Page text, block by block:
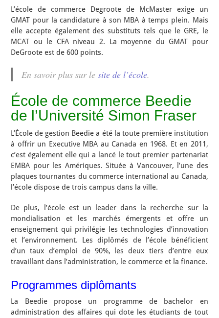
L’école de commerce Degroote de McMaster exige un
GMAT pour la candidature à son MBA à temps plein. Mais
elle accepte également des substituts tels que le GRE, le
MCAT ou le CFA niveau 2. La moyenne du GMAT pour
DeGroote est de 600 points.
En savoir plus sur lesite de l’école.
École de commerce Beedie
de l’Université Simon Fraser
L’École de gestion Beedie a été la toute première institution
à offrir un Executive MBA au Canada en 1968. Et en 2011,
c’est également elle qui a lancé le tout premier partenariat
EMBA pour les Amériques. Située à Vancouver, l’une des
plaques tournantes du commerce international au Canada,
l’école dispose de trois campus dans la ville.
De plus, l’école est un leader dans la recherche sur la
mondialisation et les marchés émergents et offre un
enseignement qui privilégie les technologies d’innovation
et l’environnement. Les diplômés de l’école bénéficient
d’un taux d’emploi de 90%, les deux tiers d’entre eux
travaillant dans l’administration, le commerce et la finance.
Programmes diplômants
La Beedie propose un programme de bachelor en
administration des affaires qui dote les étudiants de tout